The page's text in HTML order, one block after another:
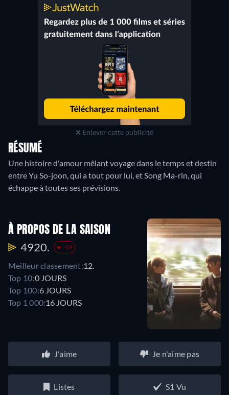
Enlever cette publicité
RÉSUMÉ
Une histoire d'amour mêlant voyage dans le temps et destin
entre Yu So-joon, qui a tout pour lui, et Song Ma-rin, qui
échappe à toutes ses prévisions.
À PROPOS DE LA SAISON
4920. -19
Meilleur classement:12.
Top 10:0 JOURS
Top 100:6 JOURS
Top 1 000:16 JOURS
J'aime Je n'aime pas
Listes S1 Vu